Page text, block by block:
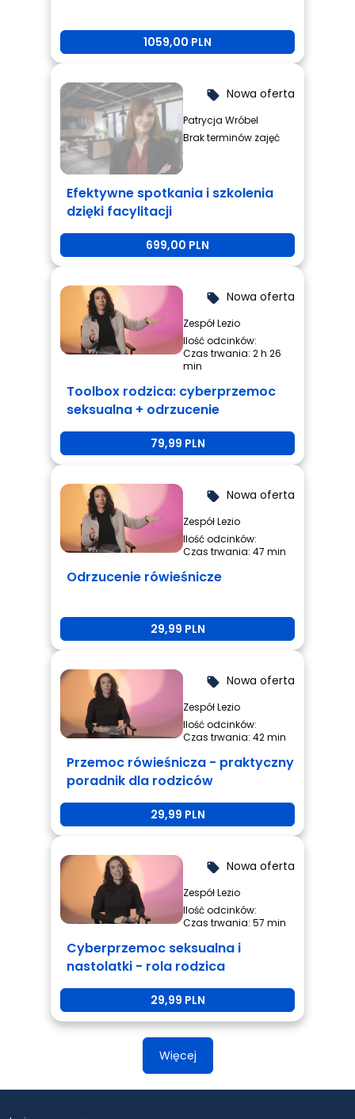
1059,00 PLN
local_offer Nowa oferta
Patrycja Wróbel
Brak terminów zajęć
Efektywne spotkania i szkolenia
dzięki facylitacji
699,00 PLN
local_offer Nowa oferta
Zespół Lezio
Ilość odcinków:
Czas trwania: 2 h 26
min
Toolbox rodzica: cyberprzemoc
seksualna + odrzucenie
rówieśnicze + przemoc
79,99 PLN
local_offer Nowa oferta
Zespół Lezio
Ilość odcinków:
Czas trwania: 47 min
Odrzucenie rówieśnicze
29,99 PLN
local_offer Nowa oferta
Zespół Lezio
Ilość odcinków:
Czas trwania: 42 min
Przemoc rówieśnicza - praktyczny
poradnik dla rodziców
29,99 PLN
local_offer Nowa oferta
Zespół Lezio
Ilość odcinków:
Czas trwania: 57 min
Cyberprzemoc seksualna i
nastolatki - rola rodzica
29,99 PLN
Więcej